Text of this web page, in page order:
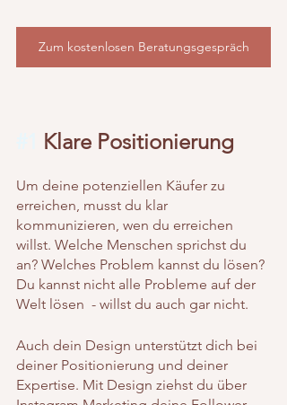
Zum kostenlosen Beratungsgespräch
Klare Positionierung
Um deine potenziellen Käufer zu
erreichen, musst du klar
kommunizieren, wen du erreichen
willst. Welche Menschen sprichst du
an? Welches Problem kannst du lösen?
Du kannst nicht alle Probleme auf der
Welt lösen  - willst du auch gar nicht.
Auch dein Design unterstützt dich bei
deiner Positionierung und deiner
Expertise. Mit Design ziehst du über